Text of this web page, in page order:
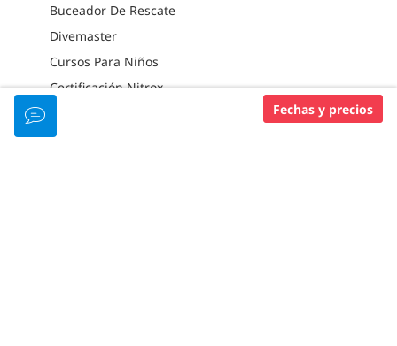
Buceador De Rescate
Divemaster
Cursos Para Niños
Certificación Nitrox
Night Diver
Fechas y precios